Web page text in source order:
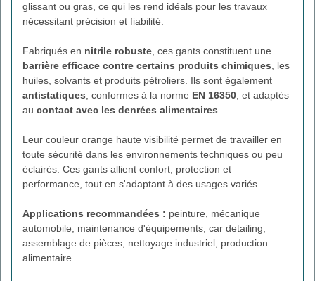
glissant ou gras, ce qui les rend idéals pour les travaux
nécessitant précision et fiabilité.
Fabriqués en nitrile robuste, ces gants constituent une
barrière efficace contre certains produits chimiques, les
huiles, solvants et produits pétroliers. Ils sont également
antistatiques, conformes à la norme EN 16350, et adaptés
au contact avec les denrées alimentaires.
Leur couleur orange haute visibilité permet de travailler en
toute sécurité dans les environnements techniques ou peu
éclairés. Ces gants allient confort, protection et
performance, tout en s'adaptant à des usages variés.
Applications recommandées : peinture, mécanique
automobile, maintenance d'équipements, car detailing,
assemblage de pièces, nettoyage industriel, production
alimentaire.